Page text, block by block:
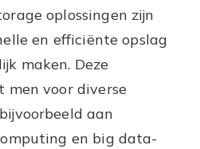
oplossingen zijn
en efficiënte opslag
maken. Deze
men voor diverse
aan
en big data-